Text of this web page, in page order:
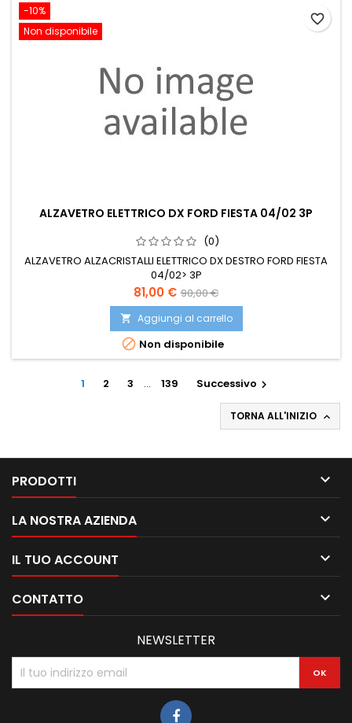
-10%
Non disponibile
ALZAVETRO ELETTRICO DX FORD FIESTA 04/02 3P
(0)
ALZAVETRO ALZACRISTALLI ELETTRICO DX DESTRO FORD FIESTA
04/02> 3P
Prezzo
81,00 € Prezzo
base
90,00 €
 Aggiungi al carrello
 Non disponibile
favorite_border
1 2 3 … 139 Successivo 
TORNA ALL'INIZIO 
PRODOTTI 
LA NOSTRA AZIENDA 
IL TUO ACCOUNT 
CONTATTO 
NEWSLETTER